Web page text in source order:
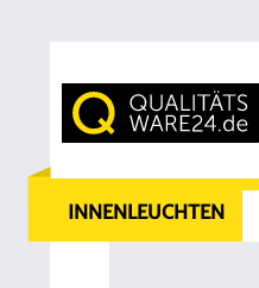
INNENLEUCHTEN